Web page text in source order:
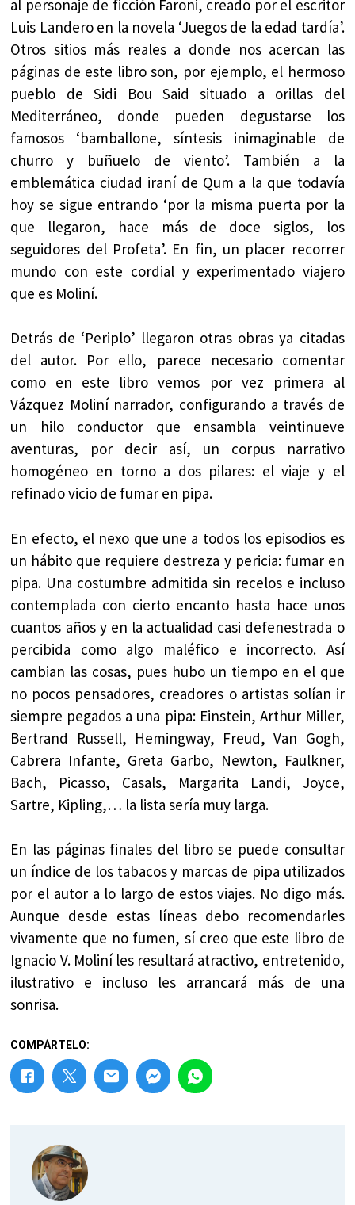
al personaje de ficción Faroni, creado por el escritor
Luis Landero en la novela ‘Juegos de la edad tardía’.
Otros sitios más reales a donde nos acercan las
páginas de este libro son, por ejemplo, el hermoso
pueblo de Sidi Bou Said situado a orillas del
Mediterráneo, donde pueden degustarse los
famosos ‘bamballone, síntesis inimaginable de
churro y buñuelo de viento’. También a la
emblemática ciudad iraní de Qum a la que todavía
hoy se sigue entrando ‘por la misma puerta por la
que llegaron, hace más de doce siglos, los
seguidores del Profeta’. En fin, un placer recorrer
mundo con este cordial y experimentado viajero
que es Moliní.
Detrás de ‘Periplo’ llegaron otras obras ya citadas
del autor. Por ello, parece necesario comentar
como en este libro vemos por vez primera al
Vázquez Moliní narrador, configurando a través de
un hilo conductor que ensambla veintinueve
aventuras, por decir así, un corpus narrativo
homogéneo en torno a dos pilares: el viaje y el
refinado vicio de fumar en pipa.
En efecto, el nexo que une a todos los episodios es
un hábito que requiere destreza y pericia: fumar en
pipa. Una costumbre admitida sin recelos e incluso
contemplada con cierto encanto hasta hace unos
cuantos años y en la actualidad casi defenestrada o
percibida como algo maléfico e incorrecto. Así
cambian las cosas, pues hubo un tiempo en el que
no pocos pensadores, creadores o artistas solían ir
siempre pegados a una pipa: Einstein, Arthur Miller,
Bertrand Russell, Hemingway, Freud, Van Gogh,
Cabrera Infante, Greta Garbo, Newton, Faulkner,
Bach, Picasso, Casals, Margarita Landi, Joyce,
Sartre, Kipling,… la lista sería muy larga.
En las páginas finales del libro se puede consultar
un índice de los tabacos y marcas de pipa utilizados
por el autor a lo largo de estos viajes. No digo más.
Aunque desde estas líneas debo recomendarles
vivamente que no fumen, sí creo que este libro de
Ignacio V. Moliní les resultará atractivo, entretenido,
ilustrativo e incluso les arrancará más de una
sonrisa.
COMPÁRTELO: